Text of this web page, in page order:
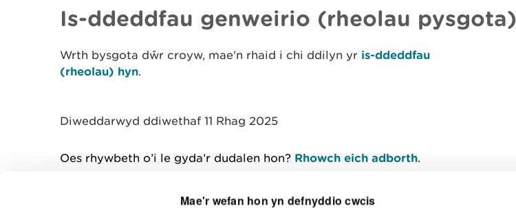
Mae'r wefan hon yn defnyddio cwcis
Is-ddeddfau genweirio (rheolau pysgota)
Wrth bysgota dŵr croyw, mae'n rhaid i chi ddilyn yr is-ddeddfau
(rheolau) hyn.
Diweddarwyd ddiwethaf 11 Rhag 2025
Oes rhywbeth o’i le gyda’r dudalen hon? Rhowch eich adborth.